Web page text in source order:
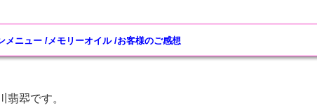
メニュー /メモリーオイル /お客様のご感想
翆です。